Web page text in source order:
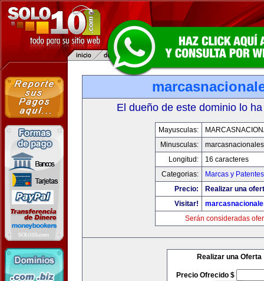
El dueño de este dominio lo
Mayusculas:
Minusculas:
Longitud:
16 caracteres
Categorias:
Marcas y Patentes
Precio:
Realizar una
Visitar!
Serán consideradas
Realizar una Oferta
Precio Ofrecido $